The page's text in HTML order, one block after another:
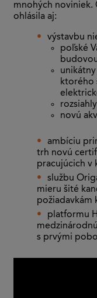
mnohých
ohlásila aj:
výstavbu
poľské
ktorého
novú
ambíciu
trh novú
pracujúcich v
službu
mieru šité
požiadavkám
platformu
s prvými